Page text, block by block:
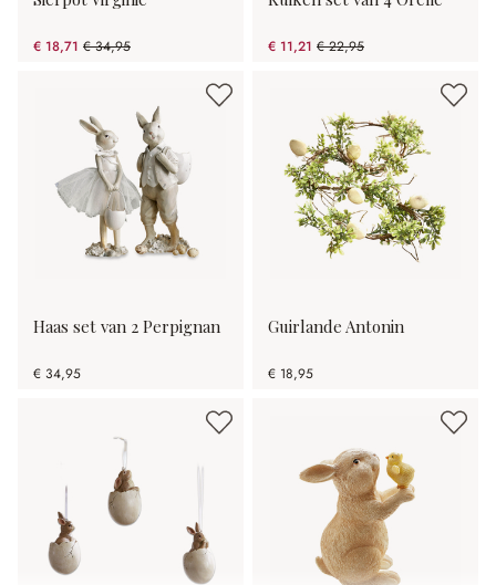
€ 18,71 € 34,95
(46.47% gespart) € 11,21 € 22,95
(51.15% gespart)
Haas set van 2 Perpignan
€ 34,95
Guirlande Antonin
€ 18,95